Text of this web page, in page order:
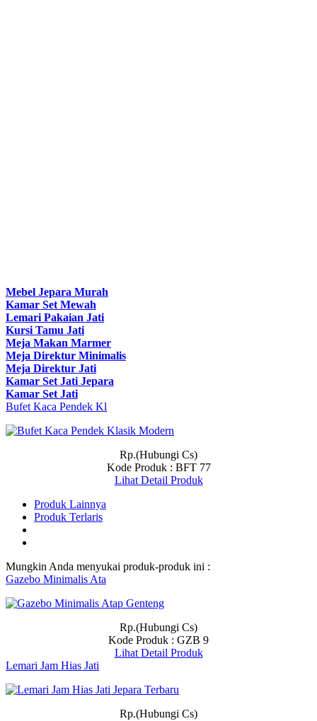
Mebel Jepara Murah
Kamar Set Mewah
Lemari Pakaian Jati
Kursi Tamu Jati
Meja Makan Marmer
Meja Direktur Minimalis
Meja Direktur Jati
Kamar Set Jati Jepara
Kamar Set Jati
Bufet Kaca Pendek Kl
Rp.(Hubungi Cs)
Kode Produk : BFT 77
Lihat Detail Produk
Produk Lainnya
Produk Terlaris
Mungkin Anda menyukai produk-produk ini :
Gazebo Minimalis Ata
Rp.(Hubungi Cs)
Kode Produk : GZB 9
Lihat Detail Produk
Lemari Jam Hias Jati
Rp.(Hubungi Cs)